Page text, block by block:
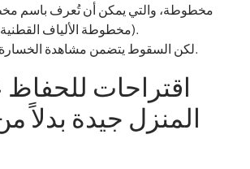
مخطوطة، والتي يمكن أن تُعرف باسم
(مخطوطة الألياف القطنية فيتيلوس أ 15).
لكن السقوط يتضمن مشاهدة الخسارة الجديدة لشيء عزيز.
اقتراحات
المنزل جيدة بدلاً